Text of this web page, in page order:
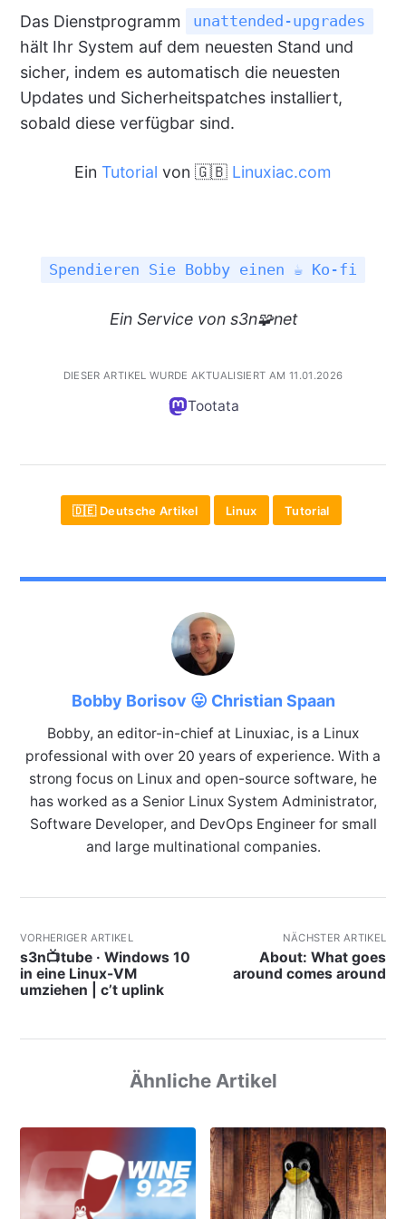
Das Dienstprogramm unattended-upgrades
hält Ihr System auf dem neuesten Stand und
sicher, indem es automatisch die neuesten
Updates und Sicherheitspatches installiert,
sobald diese verfügbar sind.
Ein Tutorial von 🇬🇧 Linuxiac.com
Spendieren Sie Bobby einen ☕ Ko-fi
Ein Servicevon s3n🧩net
DIESER ARTIKEL WURDE AKTUALISIERT AM 11.01.2026
Tootata
🇩🇪 Deutsche Artikel Linux Tutorial
Bobby Borisov 😛 Christian Spaan
Bobby, an editor-in-chief at Linuxiac, is a Linux
professional with over 20 years of experience. With a
strong focus on Linux and open-source software, he
has worked as a Senior Linux System Administrator,
Software Developer, and DevOps Engineer for small
and large multinational companies.
VORHERIGER ARTIKEL
s3n📺tube · Windows 10
in eine Linux-VM
umziehen | c’t uplink
NÄCHSTER ARTIKEL
About: What goes
around comes around
Ähnliche Artikel